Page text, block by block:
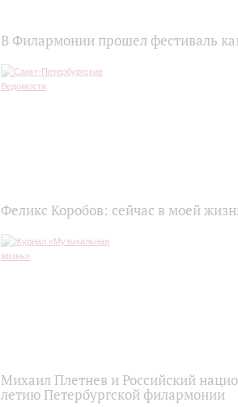
В Филармонии прошел фестиваль
Феликс Коробов: сейчас в моей
Михаил Плетнев и Российский
летию Петербургской филармонии